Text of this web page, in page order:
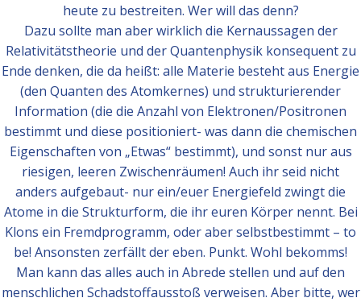
heute zu bestreiten. Wer will das denn?
Dazu sollte man aber wirklich die Kernaussagen der
Relativitätstheorie und der Quantenphysik konsequent zu
Ende denken, die da heißt: alle Materie besteht aus Energie
(den Quanten des Atomkernes) und strukturierender
Information (die die Anzahl von Elektronen/Positronen
bestimmt und diese positioniert- was dann die chemischen
Eigenschaften von „Etwas“ bestimmt), und sonst nur aus
riesigen, leeren Zwischenräumen! Auch ihr seid nicht
anders aufgebaut- nur ein/euer Energiefeld zwingt die
Atome in die Strukturform, die ihr euren Körper nennt. Bei
Klons ein Fremdprogramm, oder aber selbstbestimmt – to
be! Ansonsten zerfällt der eben. Punkt. Wohl bekomms!
Man kann das alles auch in Abrede stellen und auf den
menschlichen Schadstoffausstoß verweisen. Aber bitte, wer